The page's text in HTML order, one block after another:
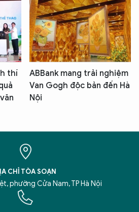
thí
ABBank mang trải nghiệm
Van Gogh độc bản đến Hà
Nội
CHỈ TÒA SOẠN
phường Cửa Nam, TP Hà Nội